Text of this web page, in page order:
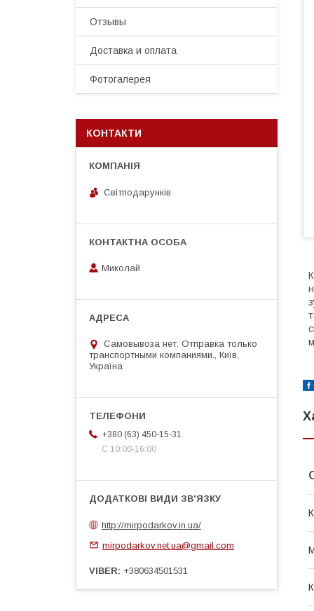
Отзывы
Доставка и оплата
Фотогалерея
КОНТАКТИ
Світподарунків
Миколай
Самовывоза нет. Отправка только
транспортными компаниями., Київ,
Україна
+380 (63) 450-15-31
С 10:00-16:00
http://mirpodarkov.in.ua/
mirpodarkov.net.ua@gmail.com
VIBER +380634501531